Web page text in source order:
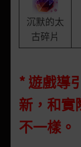
沉默的太
古碎片
* 遊戲導
新，和實
不一樣。